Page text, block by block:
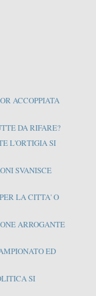
ACCOPPIATA
DA RIFARE?
L'ORTIGIA SI
SVANISCE
LA CITTA' O
ARROGANTE
ED
SI